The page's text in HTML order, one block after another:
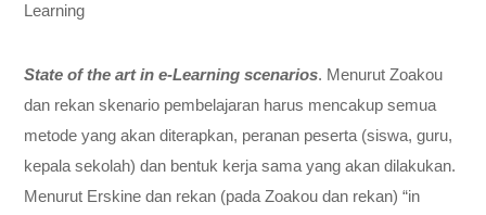
Learning
State of the art in e-Learning scenarios. Menurut Zoakou
dan rekan skenario pembelajaran harus mencakup semua
metode yang akan diterapkan, peranan peserta (siswa, guru,
kepala sekolah) dan bentuk kerja sama yang akan dilakukan.
Menurut Erskine dan rekan (pada Zoakou dan rekan) “in